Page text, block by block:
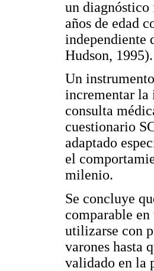
un diagnóstico
años de edad
independiente
Hudson, 1995).
Un
incrementar la
consulta
cuestionario
adaptado
el
milenio.
Se concluye
comparable
utilizarse con
varones hasta
validado en la